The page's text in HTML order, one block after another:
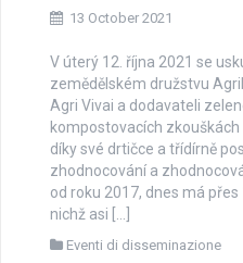
13 October 2021
V úterý 12. října 2021 se
zemědělském družstvu
Agri Vivai a dodavateli
kompostovacích zkouškách
díky své drtičce a třídírně
zhodnocování a
od roku 2017, dnes má
nichž asi […]
Eventi di disseminazione